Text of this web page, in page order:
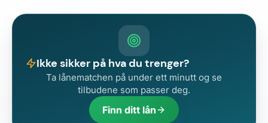
Ikke sikker på hva du trenger?
Ta lånematchen på under ett minutt og se
tilbudene som passer deg.
Finn ditt lån